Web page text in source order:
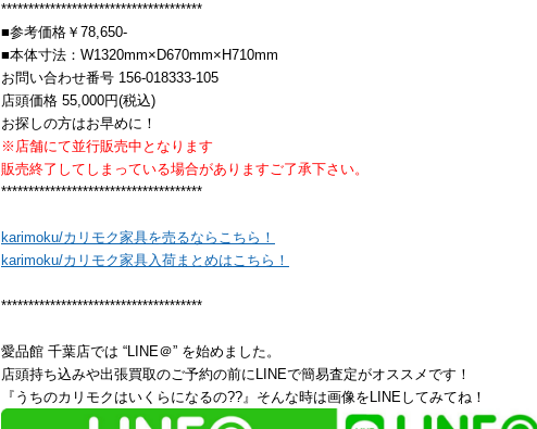
*************************************
■参考価格￥78,650-
■本体寸法：W1320mm×D670mm×H710mm
お問い合わせ番号 156-018333-105
店頭価格 55,000円(税込)
お探しの方はお早めに！
※店舗にて並行販売中となります
販売終了してしまっている場合がありますご了承下さい。
*************************************
karimoku/カリモク家具を売るならこちら！
karimoku/カリモク家具入荷まとめはこちら！
*************************************
愛品館 千葉店では “LINE＠” を始めました。
店頭持ち込みや出張買取のご予約の前にLINEで簡易査定がオススメです！
『うちのカリモクはいくらになるの??』そんな時は画像をLINEしてみてね！